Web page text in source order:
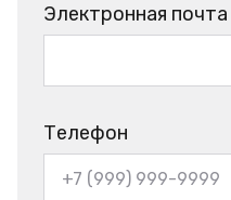
Электронная почта
Телефон